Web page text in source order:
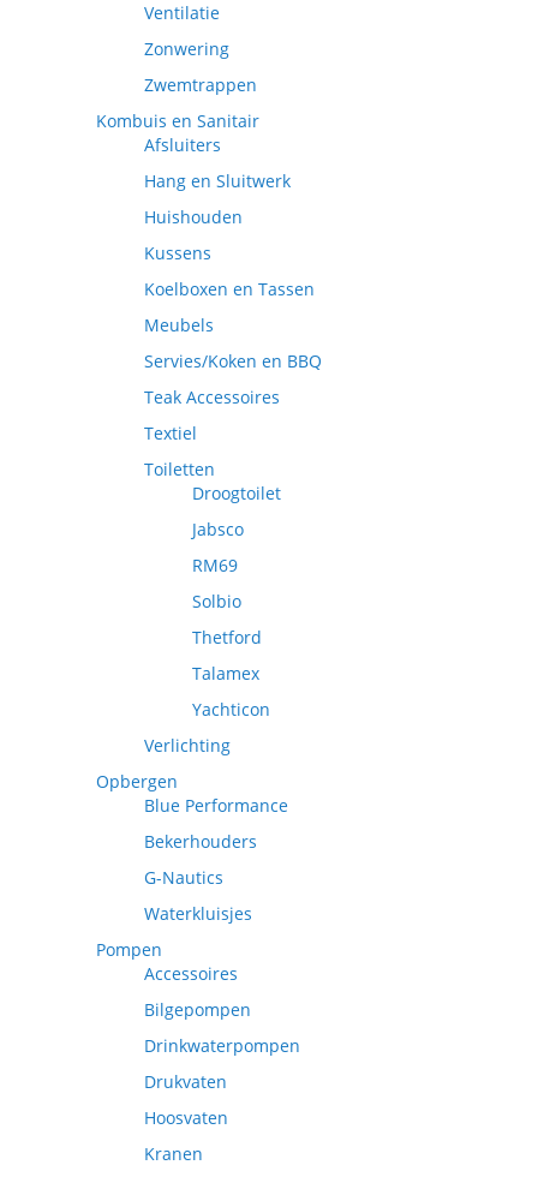
Ventilatie
Zonwering
Zwemtrappen
Kombuis en Sanitair
Afsluiters
Hang en Sluitwerk
Huishouden
Kussens
Koelboxen en Tassen
Meubels
Servies/Koken en BBQ
Teak Accessoires
Textiel
Toiletten
Droogtoilet
Jabsco
RM69
Solbio
Thetford
Talamex
Yachticon
Verlichting
Opbergen
Blue Performance
Bekerhouders
G-Nautics
Waterkluisjes
Pompen
Accessoires
Bilgepompen
Drinkwaterpompen
Drukvaten
Hoosvaten
Kranen